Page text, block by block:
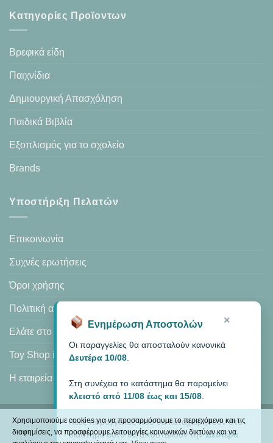
Κατηγορίες Προϊοντων
Βρεφικά είδη
Παιχνίδια
Δημιουργική Απασχόληση
Παιδικά Βιβλία
Εξοπλισμός για το σχολείο
Brands
Υποστήριξη Πελατών
Επικοινωνία
Συχνές ερωτήσεις
Όροι χρήσης
Πολιτική απορρήτου
Ελάτε στο κατάστημά μας
Toy Shop in Heraklion
Η εταιρεία μας
Visa PayPal MasterCard
Cash
On
×
Ενημέρωση Αποστολών
Οι παραγγελίες θα αποσταλούν κανονικά
Δευτέρα 10/08
Στη συνέχεια το κατάστημα θα παραμείνει
κλειστό από 11/08 έως και 15/08
Νέες παραγγελίες που θα καταχωρηθούν στο
διάστημα αυτό θα αποσταλούν τηνΔευτέρα
Χρησιμοποιούμε cookies για να προσαρμόσουμε το περιεχόμενο και τις
διαφημίσεις, να προσφέρουμε λειτουργίες κοινωνικών δικτύων και να